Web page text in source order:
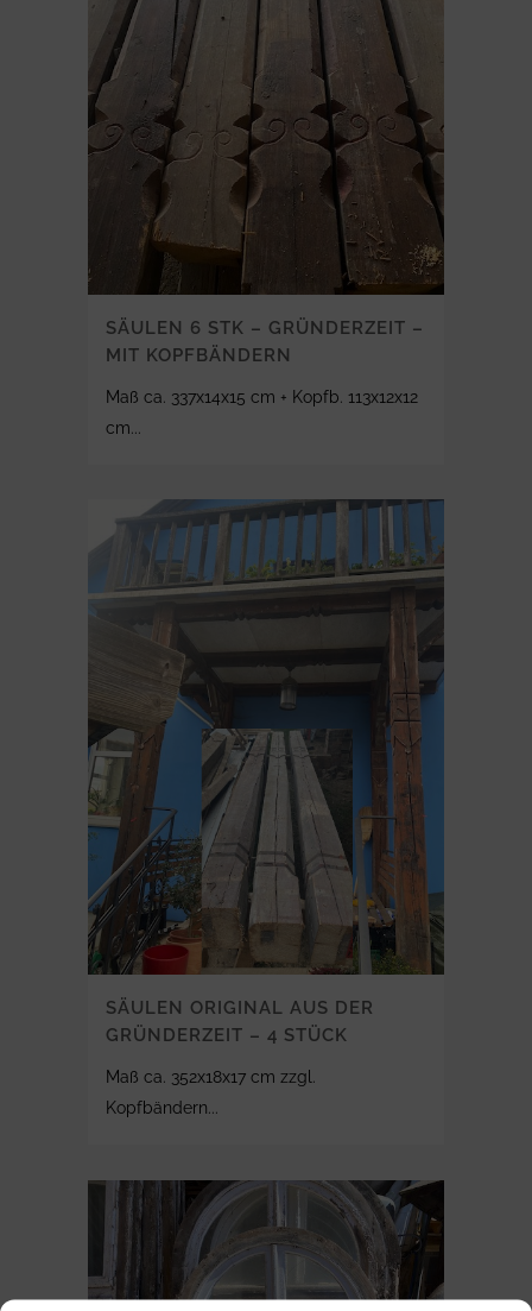
SÄULEN 6 STK – GRÜNDERZEIT –
MIT KOPFBÄNDERN
Maß ca. 337x14x15 cm + Kopfb. 113x12x12
cm...
SÄULEN ORIGINAL AUS DER
GRÜNDERZEIT – 4 STÜCK
Maß ca. 352x18x17 cm zzgl.
Kopfbändern...